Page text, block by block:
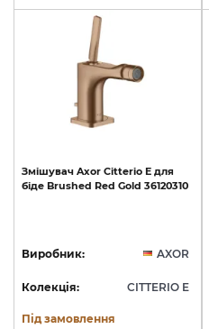
Змішувач Axor Citterio E для
біде Brushed Red Gold 36120310
Виробник: AXOR
Колекція: CITTERIO E
Під замовлення